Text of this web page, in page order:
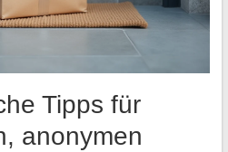
Tipps für
anonymen